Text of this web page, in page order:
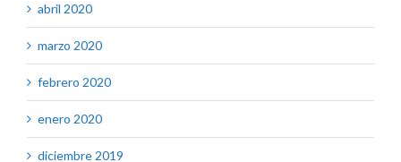
abril 2020
marzo 2020
febrero 2020
enero 2020
diciembre 2019